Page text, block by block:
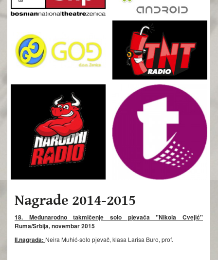
Nagrade 2014-2015
18. Međunarodno takmičenje solo pjevača ''Nikola Cvejić''
Ruma/Srbija, novembar 2015
II.nagrada: Neira Muhić-solo pjevač, klasa Larisa Buro, prof.